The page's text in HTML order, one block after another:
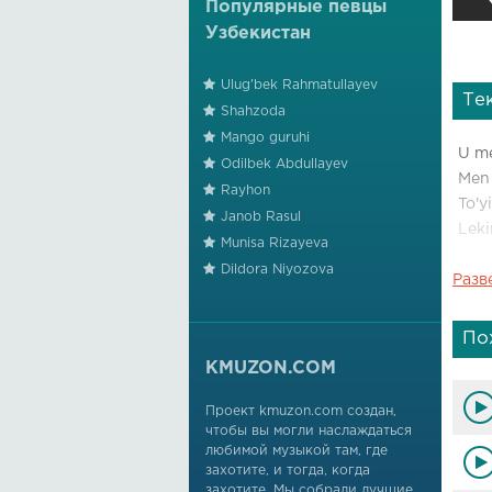
U
Популярные певцы
Узбекистан
Ulug'bek Rahmatullayev
Shahzoda
Mango guruhi
Odilbek Abdullayev
Rayhon
Janob Rasul
Munisa Rizayeva
Dildora Niyozova
KMUZON.COM
Проект kmuzon.com создан,
чтобы вы могли наслаждаться
любимой музыкой там, где
захотите, и тогда, когда